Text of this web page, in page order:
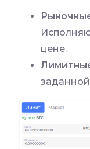
цене.